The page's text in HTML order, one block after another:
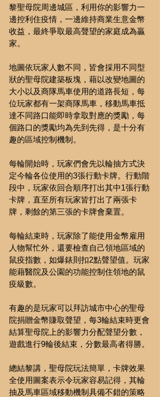
黎聖母院周邊城區，利用你的影響力一
邊控利住疫情，一邊維持商業生意金幣
收益，最終爭取最高聲望的家庭成為贏
家。
地圖依玩家人數不同，皆會採用不同型
狀的聖母院建築板塊，藉以改變地圖的
大小以及商隊馬車使用的道路長短，每
位玩家都有一架商隊馬車，移動馬車抵
達不同路口能即時拿取對應的獎勵，每
個路口的獎勵均為先到先得，是十分有
趣的區域控制機制。
每輪開始時，玩家們會先以輪抽方式決
定今輪各位使用的3張行動卡牌。行動階
段中，玩家依回合順序打出其中1張行動
卡牌，直至所有玩家皆打出了兩張卡
牌，剩餘的第三張的卡牌會棄置。
每輪結束時，玩家除了能使用金幣雇用
人物幫忙外，還要檢查自己領地區域的
鼠疫指數，如爆錶則扣2點聲望值。玩家
能藉醫院及公園的功能控制住領地的鼠
疫級數。
有趣的是玩家可以拜訪城市中心的聖母
院捐贈金幣賺取聲望，每3輪結束時更會
結算聖母院上的影響力分配聲望分數，
遊戲進行9輪後結束，分數最高者得勝。
總結黎講，聖母院玩法簡單，卡牌效果
全使用圖案表示令玩家容易記得，其輪
抽及馬車區域移動機制具備不錯的策略